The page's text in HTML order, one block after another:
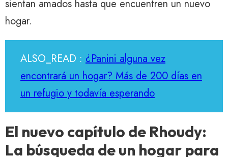
sientan amados hasta que encuentren un nuevo
hogar.
ALSO_READ : ¿Panini alguna vez
encontrará un hogar? Más de 200 días en
un refugio y todavía esperando
El nuevo capítulo de Rhoudy:
La búsqueda de un hogar para